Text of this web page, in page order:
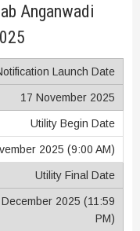
Anganwadi
Launch Date
17 November 2025
Utility Begin Date
2025 (9:00 AM)
Utility Final Date
2025 (11:59
PM)